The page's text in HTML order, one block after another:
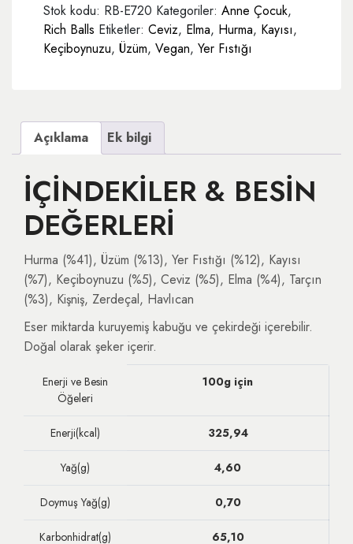
adet
Stok kodu: RB-E720 Kategoriler: Anne Çocuk,
Rich Balls Etiketler: Ceviz, Elma, Hurma, Kayısı,
Keçiboynuzu, Üzüm, Vegan, Yer Fıstığı
Açıklama Ek bilgi
İÇİNDEKİLER & BESİN
DEĞERLERİ
Hurma (%41), Üzüm (%13), Yer Fıstığı (%12), Kayısı
(%7), Keçiboynuzu (%5), Ceviz (%5), Elma (%4), Tarçın
(%3), Kişniş, Zerdeçal, Havlıcan
Eser miktarda kuruyemiş kabuğu ve çekirdeği içerebilir.
Doğal olarak şeker içerir.
Enerji ve Besin
Öğeleri
100g için
Enerji(kcal) 325,94
Yağ(g) 4,60
Doymuş Yağ(g) 0,70
Karbonhidrat(g) 65,10